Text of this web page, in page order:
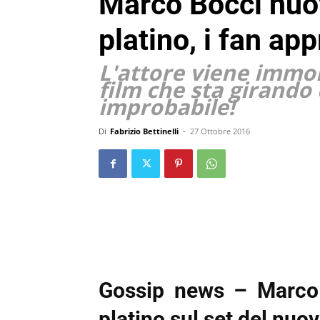
platino, i fan
L'attore viene
film che sta
improbabile!
Di Fabrizio Bettinelli - 27 Ottobre 2016
Gossip news –